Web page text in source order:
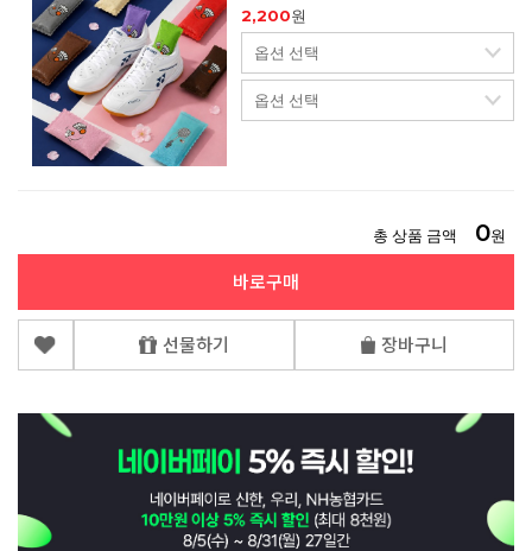
2,200원
총 상품 금액 0원
바로구매
선물하기 장바구니